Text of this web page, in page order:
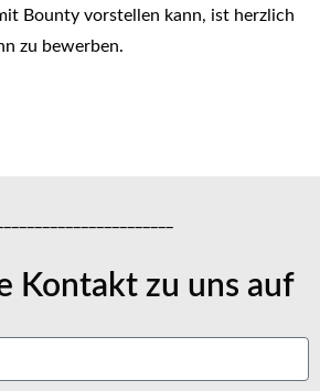
Bounty vorstellen kann, ist herzlich
zu bewerben.
Kontakt zu uns auf